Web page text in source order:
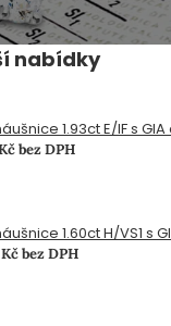
nabídky
1.93ct E/IF s
bez DPH
1.60ct H/VS1 s
bez DPH